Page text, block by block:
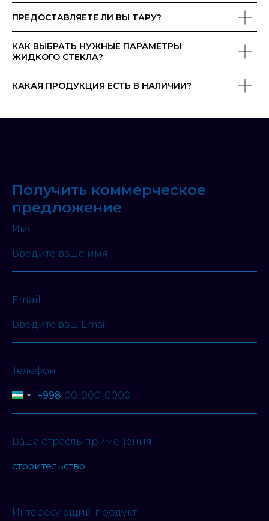
ПРЕДОСТАВЛЯЕТЕ ЛИ ВЫ ТАРУ?
КАК ВЫБРАТЬ НУЖНЫЕ ПАРАМЕТРЫ
ЖИДКОГО СТЕКЛА?
КАКАЯ ПРОДУКЦИЯ ЕСТЬ В НАЛИЧИИ?
Получить коммерческое
предложение
Имя
Email
Телефон
+998
Ваша отрасль применения
Интересующий продукт